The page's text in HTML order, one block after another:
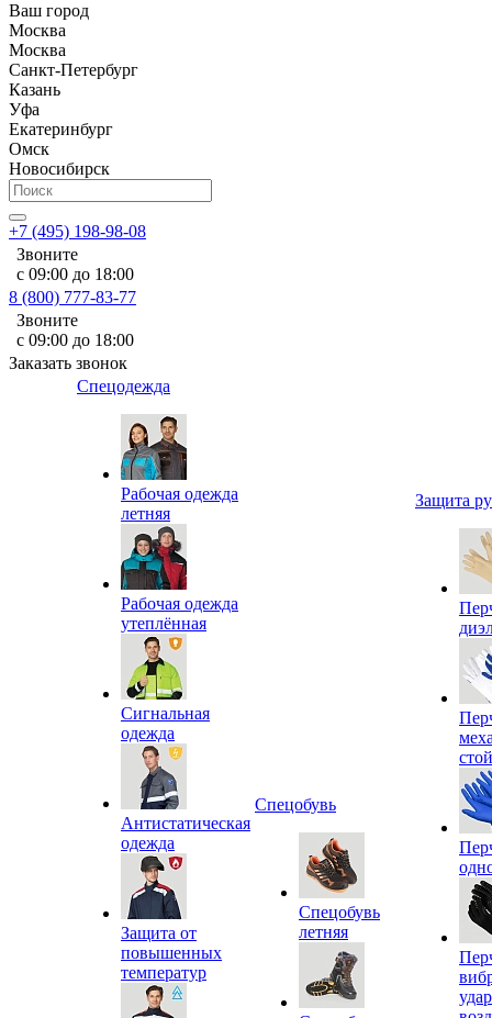
Ваш город
Москва
Москва
Санкт-Петербург
Казань
Уфа
Екатеринбург
Омск
Новосибирск
+7 (495) 198-98-08
Звоните
с 09:00 до 18:00
8 (800) 777-83-77
Звоните
с 09:00 до 18:00
Заказать звонок
Спецодежда
Рабочая одежда
летняя
Рабочая одежда
утеплённая
Сигнальная
одежда
Антистатическая
одежда
Защита от
повышенных
температур
Спецобувь
Спецобувь
летняя
Защита